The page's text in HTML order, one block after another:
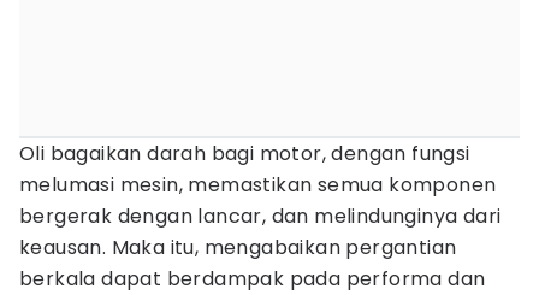
Oli bagaikan darah bagi motor, dengan fungsi
melumasi mesin, memastikan semua komponen
bergerak dengan lancar, dan melindunginya dari
keausan. Maka itu, mengabaikan pergantian
berkala dapat berdampak pada performa dan